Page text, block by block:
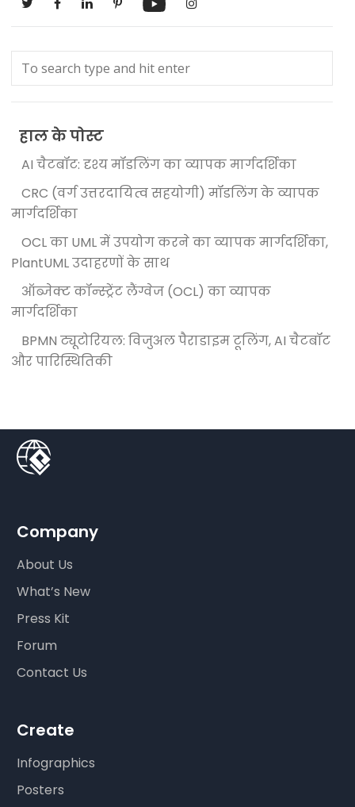
हाल के पोस्ट
AI चैटबॉट: दृश्य मॉडलिंग का व्यापक मार्गदर्शिका
CRC (वर्ग उत्तरदायित्व सहयोगी) मॉडलिंग के व्यापक
मार्गदर्शिका
OCL का UML में उपयोग करने का व्यापक मार्गदर्शिका,
PlantUML उदाहरणों के साथ
ऑब्जेक्ट कॉन्स्ट्रेंट लैंग्वेज (OCL) का व्यापक
मार्गदर्शिका
BPMN ट्यूटोरियल: विजुअल पैराडाइम टूलिंग, AI चैटबॉट
और पारिस्थितिकी
Company
About Us
What’s New
Press Kit
Forum
Contact Us
Create
Infographics
Posters